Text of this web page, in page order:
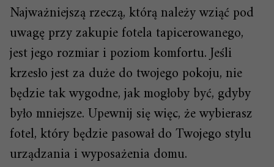
Najważniejszą rzeczą, którą należy wziąć pod
uwagę przy zakupie fotela tapicerowanego,
jest jego rozmiar i poziom komfortu. Jeśli
krzesło jest za duże do twojego pokoju, nie
będzie tak wygodne, jak mogłoby być, gdyby
było mniejsze. Upewnij się więc, że wybierasz
fotel, który będzie pasował do Twojego stylu
urządzania i wyposażenia domu.